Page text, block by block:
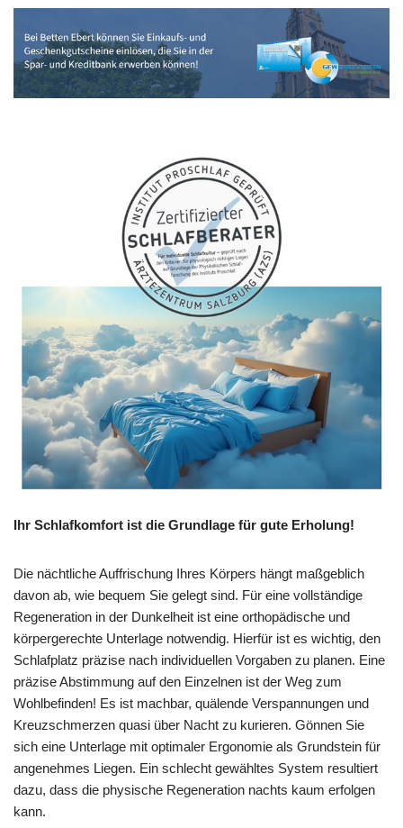
Ihr Schlafkomfort ist die Grundlage für gute Erholung!
Die nächtliche Auffrischung Ihres Körpers hängt maßgeblich
davon ab, wie bequem Sie gelegt sind. Für eine vollständige
Regeneration in der Dunkelheit ist eine orthopädische und
körpergerechte Unterlage notwendig. Hierfür ist es wichtig, den
Schlafplatz präzise nach individuellen Vorgaben zu planen. Eine
präzise Abstimmung auf den Einzelnen ist der Weg zum
Wohlbefinden! Es ist machbar, quälende Verspannungen und
Kreuzschmerzen quasi über Nacht zu kurieren. Gönnen Sie
sich eine Unterlage mit optimaler Ergonomie als Grundstein für
angenehmes Liegen. Ein schlecht gewähltes System resultiert
dazu, dass die physische Regeneration nachts kaum erfolgen
kann.